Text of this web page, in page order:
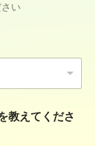
い
教えてくださ